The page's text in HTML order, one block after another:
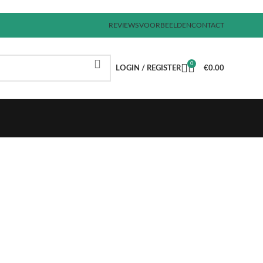
REVIEWSVOORBEELDENCONTACT
LOGIN / REGISTER
0
€0.00